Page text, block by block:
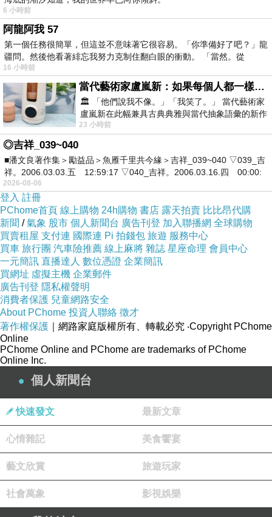
（怡文大驚！！！）
因為好奇，我去翻了一下2024親子藝術節攝影師的相本，
這張照片的拍攝者是 蒼瀧煙呢（分攤掉我一半的罪惡感，
壓力頓消）。
最後，要感謝王怡文自2013年至今13年的陪伴，從小孩長
成大人，還是三昧堂的中流砥柱之一。
遲了一天發文，老師自罰三杯可爾必思，祝王怡文生日快
樂！！
＃三昧堂
上一篇： 吃冰窘途
下一篇：關於武
6 小時前
阿龍阿我 57
第一個任務很簡單，但這並不意味著它很容易。「你準備好了吧？」龍
疆問。然後他看著緋忘我努力克制住翻白眼的衝動。 「當然。從
16 小時前
當代藝術家盧嵐新：如果每個人都一樣，這世界該有多無聊？
🏛️ 「他們說我不像。」「我笑了。」 當代藝術家
盧嵐新在此幅兼具古典典雅與當代抽象語彙的新作
中，以沈靜的藍色空間為背景，描繪了
23 小時前
◎吉祥_039~040
■潘文良著作集＞勵益品＞魚雁千里共今緣＞吉祥_039~040 ▽039_吉
祥。2006.03.03.五 12:59:17 ▽040_吉祥。2006.03.16.四 00:00:
2026-08-06
登入 註冊
PChome首頁 線上購物 24h購物 書店 露天拍賣 比比昂代購
新聞 /氣象 股市 個人新聞台 廣告刊登 加入聯播網 全球購物
買賣租屋 支付連 國際連 Pi 拍錢包 旅遊 服務中心
買車 旅行團 汽車險推薦 線上麻將 雜誌 星座命理 會員中心
一元簡訊 直播達人 數位憑證 企業簡訊
買網址 虛擬主機 企業郵件
廣告刊登 隱私權聲明
消費者保護 兒童網路安全
About PChome 投資人聯絡 徵才
著作權保護 ｜網路家庭版權所有、轉載必究 ‧Copyright PChome
Online
PChome Online and PChome are trademarks of PChome
Online Inc.
個人新聞台
快速發文 最新文章
心情雜記 美食饗宴
藝文欣賞 旅遊玩家
社會萬象 影視娛樂